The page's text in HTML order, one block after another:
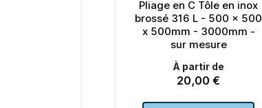
Pliage en C Tôle en inox
brossé 316 L - 500 x 500
x 500mm - 3000mm -
sur mesure
À partir de
Prix
20,00 €